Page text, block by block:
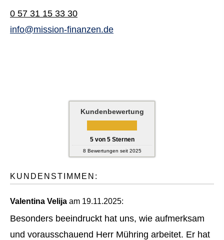
0 57 31 15 33 30
info@mission-finanzen.de
Kundenbewertung
5von 5Sternen
8 Bewertungen seit 2025
KUNDENSTIMMEN:
Valentina Velija am 19.11.2025:
Besonders beeindruckt hat uns, wie aufmerksam
und vorausschauend Herr Mühring arbeitet. Er hat